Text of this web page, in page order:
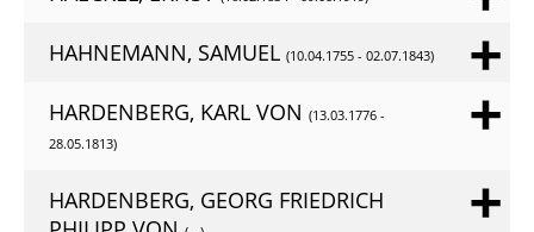
HAHNEMANN, SAMUEL (10.04.1755 - 02.07.1843)
HARDENBERG, KARL VON (13.03.1776 -
28.05.1813)
HARDENBERG, GEORG FRIEDRICH